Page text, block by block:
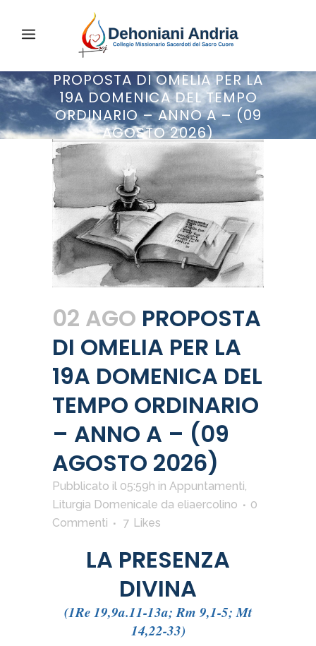
PROPOSTA DI OMELIA PER LA
19A DOMENICA DEL TEMPO
ORDINARIO – ANNO A – (09
AGOSTO 2026)
02 AGO PROPOSTA
DI OMELIA PER LA
19A DOMENICA DEL
TEMPO ORDINARIO
– ANNO A – (09
AGOSTO 2026)
Pubblicato il 05:59h in Appuntamenti
Liturgia Domenicale da eliaercolino
0
Commenti
7 Likes
LA PRESENZA
DIVINA
(1Re 19,9a.11-13a; Rm 9,1-5; Mt
14,22-33)